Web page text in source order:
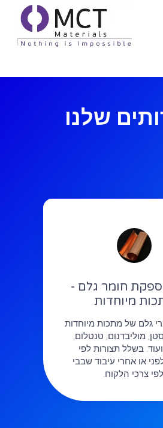
שלנו
חומר גלם -
מיוחדות
גלם של מתכות מיוחדות
מוליבדנום, טנטלום,
ועוד. בשלל תצורות לפי
או אחרי עיבוד שבבי
צרכי הלקוח.